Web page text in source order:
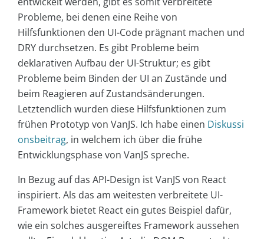
Probleme, bei denen eine Reihe von
Hilfsfunktionen den UI-Code prägnant machen und
DRY durchsetzen. Es gibt Probleme beim
deklarativen Aufbau der UI-Struktur; es gibt
Probleme beim Binden der UI an Zustände und
beim Reagieren auf Zustandsänderungen.
Letztendlich wurden diese Hilfsfunktionen zum
frühen Prototyp von VanJS. Ich habe einen Diskussi
onsbeitrag, in welchem ich über die frühe
Entwicklungsphase von VanJS spreche.
In Bezug auf das API-Design ist VanJS von React
inspiriert. Als das am weitesten verbreitete UI-
Framework bietet React ein gutes Beispiel dafür,
wie ein solches ausgereiftes Framework aussehen